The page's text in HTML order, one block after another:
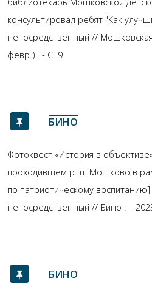
консультировал ребят "Как
непосредственный //
февр.) . - С. 9.
БИНО
Фотоквест «История в
проходившем р. п. Мошково в
по патриотическому воспитанию]
непосредственный // Бино . –
БИНО